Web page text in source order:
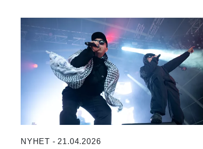
NYHET - 21.04.2026